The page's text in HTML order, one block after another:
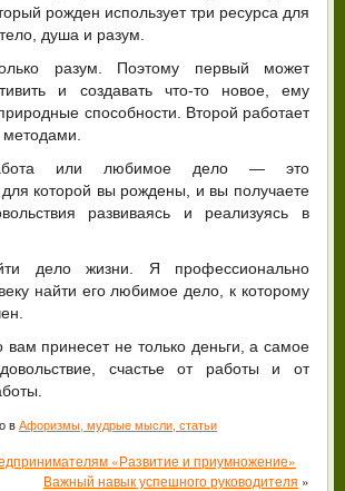
рожден использует три ресурса для
душа и разум.
разум. Поэтому первый может
и создавать что-то новое, ему
способности. Второй работает
или любимое дело — это
для которой вы рождены, и вы получаете
развиваясь и реализуясь в
дело жизни. Я профессионально
найти его любимое дело, к которому
принесет не только деньги, а самое
счастье от работы и от
в Афоризмы, мудрые мысли, статьи
«Развитие и приумножение»
Важный навык успешного руководителя »